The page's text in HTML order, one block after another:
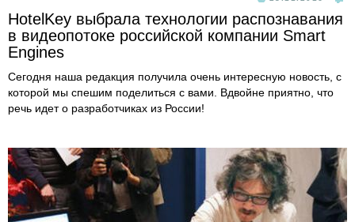
HotelKey выбрала технологии распознавания
в видеопотоке российской компании Smart
Engines
Сегодня наша редакция получила очень интересную новость, с
которой мы спешим поделиться с вами. Вдвойне приятно, что
речь идет о разработчиках из России!